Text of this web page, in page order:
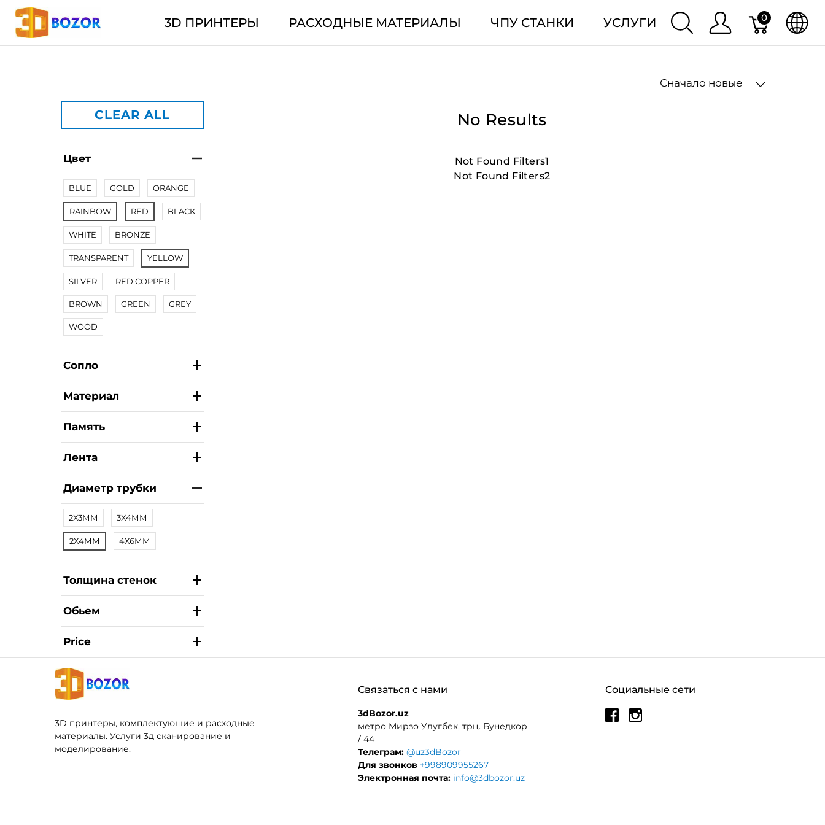
3D ПРИНТЕРЫ РАСХОДНЫЕ МАТЕРИАЛЫ ЧПУ СТАНКИ УСЛУГИ 0
Сначало новые
CLEAR ALL
Цвет
BLUE GOLD ORANGE
RAINBOW RED BLACK
WHITE BRONZE
TRANSPARENT YELLOW
SILVER RED COPPER
BROWN GREEN GREY
WOOD
Сопло
Материал
Память
Лента
Диаметр трубки
2Х3ММ 3Х4ММ
2Х4ММ 4Х6ММ
Толщина стенок
Обьем
Price
No Results
Not Found Filters1
Not Found Filters2
3D принтеры, комплектуюшие и расходные
материалы. Услуги 3д сканирование и
моделирование.
Социальные сети
Связаться с нами
3dBozor.uz
метро Мирзо Улугбек, трц. Бунедкор
/ 44
Телеграм: @uz3dBozor
Для звонков +998909955267
Электронная почта: info@3dbozor.uz